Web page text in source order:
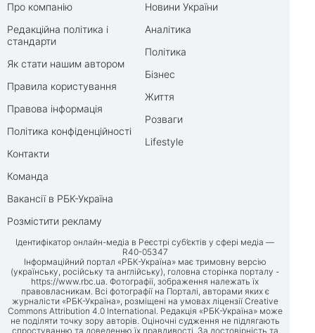
Про компанію
Редакційна політика і
стандарти
Як стати нашим автором
Правила користування
Правова інформація
Політика конфіденційності
Контакти
Команда
Вакансії в РБК-Україна
Розмістити рекламу
Новини України
Аналітика
Політика
Бізнес
Життя
Розваги
Lifestyle
Ідентифікатор онлайн-медіа в Реєстрі суб’єктів у сфері медіа —
R40-05347
Інформаційний портал «РБК-Україна» має тримовну версію
(українську, російську та англійську), головна сторінка порталу -
https://www.rbc.ua. Фотографії, зображення належать їх
правовласникам. Всі фотографії на Порталі, авторами яких є
журналісти «РБК-Україна», розміщені на умовах ліцензії Creative
Commons Attribution 4.0 International. Редакція «РБК-Україна» може
не поділяти точку зору авторів. Оціночні судження не підлягають
спростуванню та доведенню їх правдивості. За достовірність та